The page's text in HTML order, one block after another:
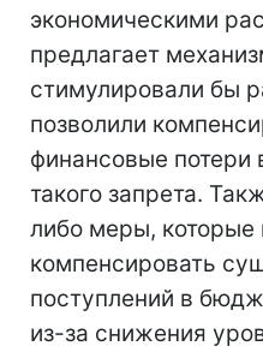
экономическими
предлагает
стимулировали бы
позволили
финансовые потери
такого запрета.
либо меры, которые
компенсировать
поступлений в
из-за снижения